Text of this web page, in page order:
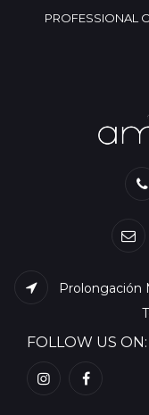
PROFESSIONAL
Prolongación
FOLLOW US ON: